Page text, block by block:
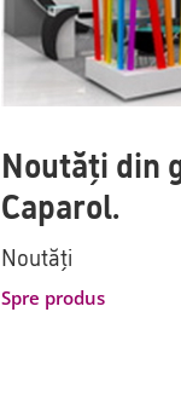
Noutăți din
Caparol.
Noutăți
Spre produs